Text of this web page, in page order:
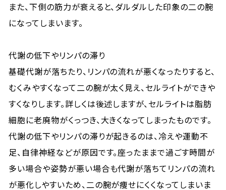
また、下側の筋力が衰えると、ダルダルした印象の二の腕
になってしまいます。
代謝の低下やリンパの滞り
基礎代謝が落ちたり、リンパの流れが悪くなったりすると、
むくみやすくなって二の腕が太く見え、セルライトができや
すくなりします。詳しくは後述しますが、セルライトは脂肪
細胞に老廃物がくっつき、大きくなってしまったものです。
代謝の低下やリンパの滞りが起きるのは、冷えや運動不
足、自律神経などが原因です。座ったままで過ごす時間が
多い場合や姿勢が悪い場合も代謝が落ちてリンパの流れ
が悪化しやすいため、二の腕が痩せにくくなってしまいま